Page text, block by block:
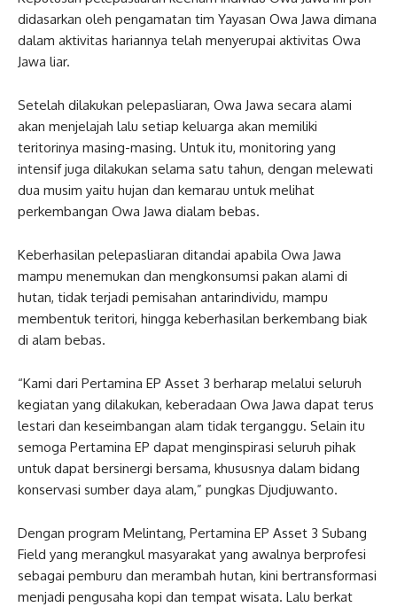
didasarkan oleh pengamatan tim Yayasan Owa Jawa dimana
dalam aktivitas hariannya telah menyerupai aktivitas Owa
Jawa liar.
Setelah dilakukan pelepasliaran, Owa Jawa secara alami
akan menjelajah lalu setiap keluarga akan memiliki
teritorinya masing-masing. Untuk itu, monitoring yang
intensif juga dilakukan selama satu tahun, dengan melewati
dua musim yaitu hujan dan kemarau untuk melihat
perkembangan Owa Jawa dialam bebas.
Keberhasilan pelepasliaran ditandai apabila Owa Jawa
mampu menemukan dan mengkonsumsi pakan alami di
hutan, tidak terjadi pemisahan antarindividu, mampu
membentuk teritori, hingga keberhasilan berkembang biak
di alam bebas.
“Kami dari Pertamina EP Asset 3 berharap melalui seluruh
kegiatan yang dilakukan, keberadaan Owa Jawa dapat terus
lestari dan keseimbangan alam tidak terganggu. Selain itu
semoga Pertamina EP dapat menginspirasi seluruh pihak
untuk dapat bersinergi bersama, khususnya dalam bidang
konservasi sumber daya alam,” pungkas Djudjuwanto.
Dengan program Melintang, Pertamina EP Asset 3 Subang
Field yang merangkul masyarakat yang awalnya berprofesi
sebagai pemburu dan merambah hutan, kini bertransformasi
menjadi pengusaha kopi dan tempat wisata. Lalu berkat